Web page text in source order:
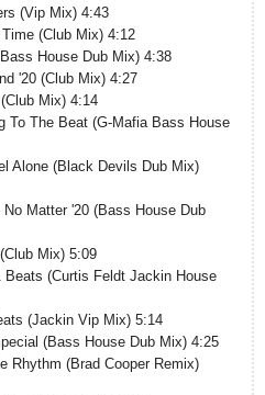
(Vip Mix) 4:43
(Club Mix) 4:12
House Dub Mix) 4:38
'20 (Club Mix) 4:27
Mix) 4:14
To The Beat (G-Mafia Bass House
Alone (Black Devils Dub Mix)
Matter '20 (Bass House Dub
Mix) 5:09
(Curtis Feldt Jackin House
(Jackin Vip Mix) 5:14
(Bass House Dub Mix) 4:25
Rhythm (Brad Cooper Remix)